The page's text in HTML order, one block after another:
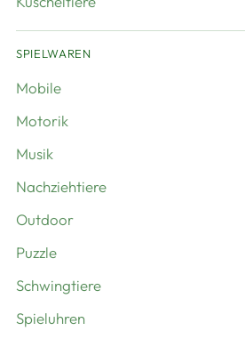
SPIELWAREN
Mobile
Motorik
Musik
Nachziehtiere
Outdoor
Puzzle
Schwingtiere
Spieluhren